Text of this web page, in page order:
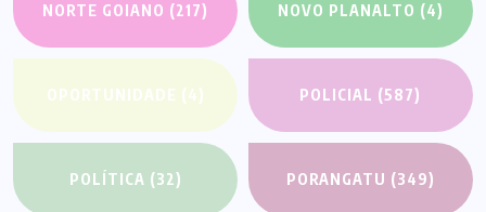
NORTE GOIANO (217) NOVO PLANALTO (4)
OPORTUNIDADE (4) POLICIAL (587)
POLÍTICA (32) PORANGATU (349)